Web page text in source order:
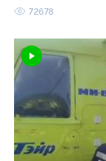
72678